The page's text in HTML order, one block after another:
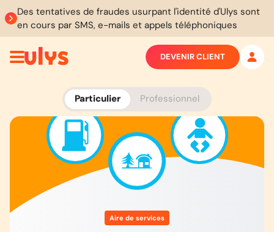
Des tentatives de fraudes usurpant l'identité d'Ulys sont
en cours par SMS, e-mails et appels téléphoniques
Particulier Professionnel
DEVENIR CLIENT
Aire de services